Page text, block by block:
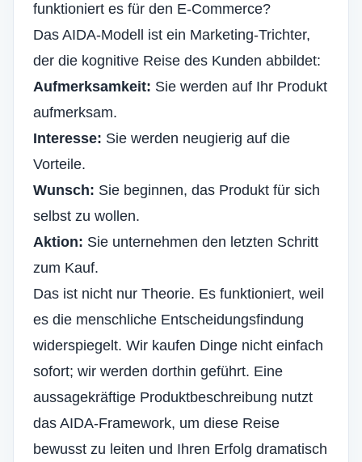
funktioniert es für den E-Commerce?
Das AIDA-Modell ist ein Marketing-Trichter,
der die kognitive Reise des Kunden abbildet:
Aufmerksamkeit: Sie werden auf Ihr Produkt
aufmerksam.
Interesse: Sie werden neugierig auf die
Vorteile.
Wunsch: Sie beginnen, das Produkt für sich
selbst zu wollen.
Aktion: Sie unternehmen den letzten Schritt
zum Kauf.
Das ist nicht nur Theorie. Es funktioniert, weil
es die menschliche Entscheidungsfindung
widerspiegelt. Wir kaufen Dinge nicht einfach
sofort; wir werden dorthin geführt. Eine
aussagekräftige Produktbeschreibung nutzt
das AIDA-Framework, um diese Reise
bewusst zu leiten und Ihren Erfolg dramatisch